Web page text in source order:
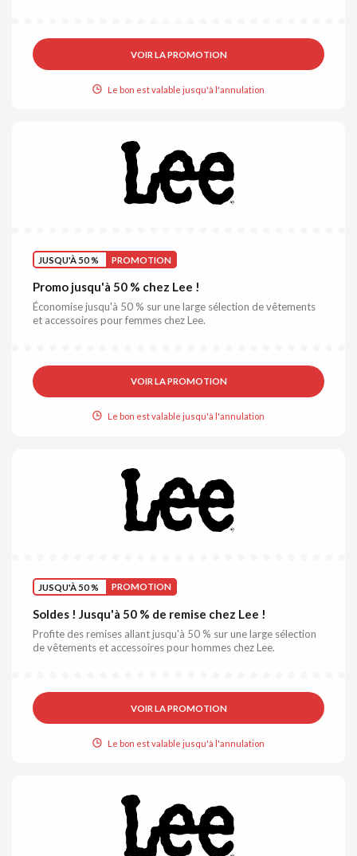
VOIR LA PROMOTION
Le bon est valable jusqu'à l'annulation
JUSQU'À 50 % PROMOTION
Promo jusqu'à 50 % chez Lee !
Économise jusqu'à 50 % sur une large sélection de vêtements
et accessoires pour femmes chez Lee.
VOIR LA PROMOTION
Le bon est valable jusqu'à l'annulation
JUSQU'À 50 % PROMOTION
Soldes ! Jusqu'à 50 % de remise chez Lee !
Profite des remises allant jusqu'à 50 % sur une large sélection
de vêtements et accessoires pour hommes chez Lee.
VOIR LA PROMOTION
Le bon est valable jusqu'à l'annulation